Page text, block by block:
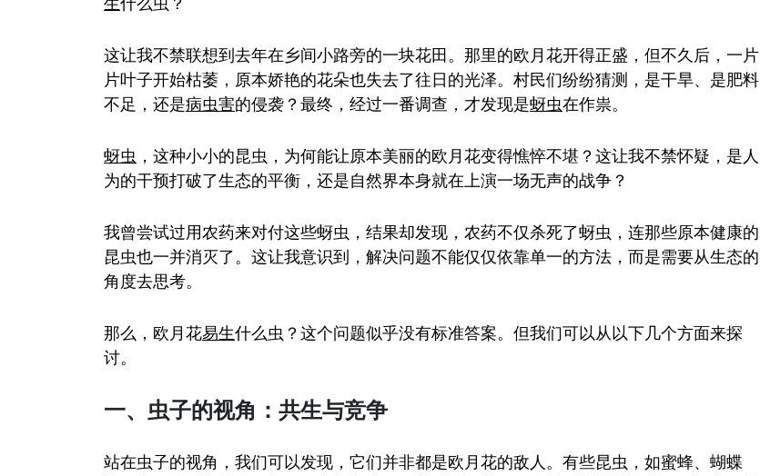
这让我不禁联想到去年在乡间小路旁的一块花田。那里的欧月花开得正盛，但不久后，一片
片叶子开始枯萎，原本娇艳的花朵也失去了往日的光泽。村民们纷纷猜测，是干旱、是肥料
不足，还是病虫害的侵袭？最终，经过一番调查，才发现是蚜虫在作祟。
蚜虫 ，这种小小的昆虫，为何能让原本美丽的欧月花变得憔悴不堪？这让我不禁怀疑，是人
为的干预打破了生态的平衡，还是自然界本身就在上演一场无声的战争？
我曾尝试过用农药来对付这些蚜虫，结果却发现，农药不仅杀死了蚜虫，连那些原本健康的
昆虫也一并消灭了。这让我意识到，解决问题不能仅仅依靠单一的方法，而是需要从生态的
角度去思考。
那么，欧月花易生什么虫？这个问题似乎没有标准答案。但我们可以从以下几个方面来探
讨。
一、虫子的视角：共生与竞争
站在虫子的视角，我们可以发现，它们并非都是欧月花的敌人。有些昆虫，如蜜蜂、蝴蝶